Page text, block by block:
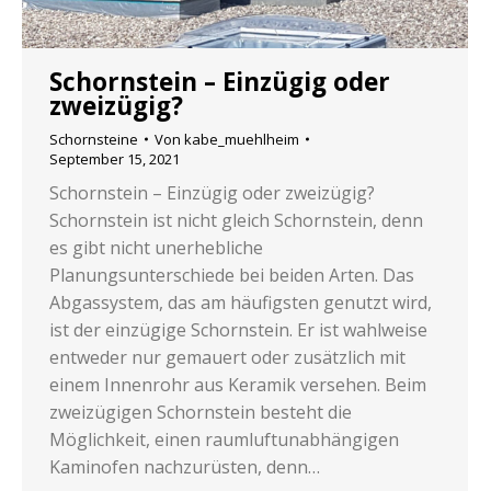
Schornstein – Einzügig oder
zweizügig?
Schornsteine Von kabe_muehlheim
September 15, 2021
Schornstein – Einzügig oder zweizügig?
Schornstein ist nicht gleich Schornstein, denn
es gibt nicht unerhebliche
Planungsunterschiede bei beiden Arten. Das
Abgassystem, das am häufigsten genutzt wird,
ist der einzügige Schornstein. Er ist wahlweise
entweder nur gemauert oder zusätzlich mit
einem Innenrohr aus Keramik versehen. Beim
zweizügigen Schornstein besteht die
Möglichkeit, einen raumluftunabhängigen
Kaminofen nachzurüsten, denn…